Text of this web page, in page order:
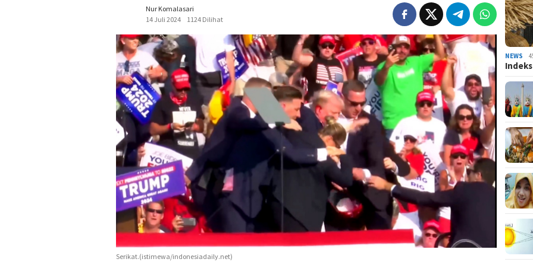
Nur Komalasari
14 Juli 2024
1124 Dilihat
Serikat.(istimewa/indonesiadaily.net)
NEWS